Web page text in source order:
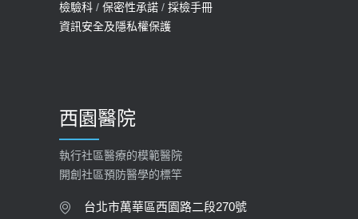
檢驗科 / 保密性承諾 / 採檢手冊
資訊安全及隱私權保護
西園醫院
執行社區醫療的模範醫院
開創社區預防醫學的標竿
台北市萬華區西園路二段270號